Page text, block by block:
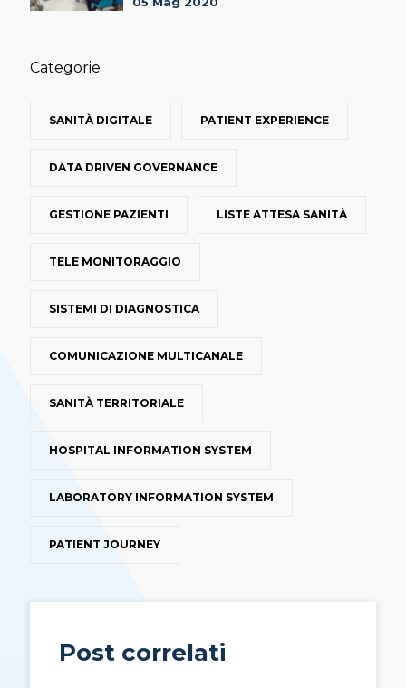
Categorie
SANITÀ DIGITALE PATIENT EXPERIENCE
DATA DRIVEN GOVERNANCE
GESTIONE PAZIENTI LISTE ATTESA SANITÀ
TELE MONITORAGGIO
SISTEMI DI DIAGNOSTICA
COMUNICAZIONE MULTICANALE
SANITÀ TERRITORIALE
HOSPITAL INFORMATION SYSTEM
LABORATORY INFORMATION SYSTEM
PATIENT JOURNEY
Post correlati